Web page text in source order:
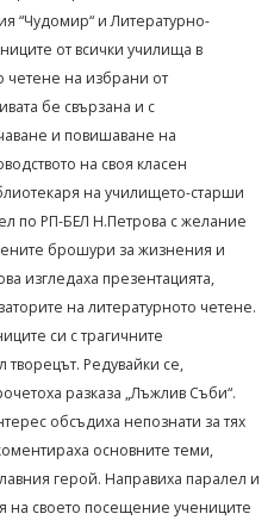
“Чудомир“ и Литературно-
от всички училища в
четене на избрани от
бе свързана и с
и повишаване на
на своя класен
на училището-старши
по РП-БЕЛ Н.Петрова с желание
брошури за жизнения и
изгледаха презентацията,
на литературното четене.
си с трагичните
творецът. Редувайки се,
разказа „Лъжлив Съби“.
обсъдиха непознати за тях
основните теми,
герой. Направиха паралел и
на своето посещение учениците